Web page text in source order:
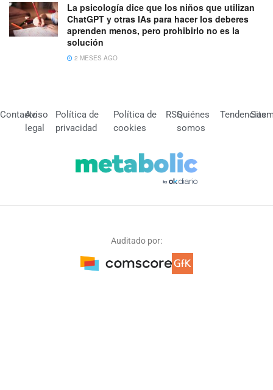
La psicología dice que los niños que utilizan
ChatGPT y otras IAs para hacer los deberes
aprenden menos, pero prohibirlo no es la
solución
2 MESES AGO
ContactoAviso
legal
Política de
privacidad
Política de
cookies
RSSQuiénes
somos
Tendencias
Auditado por: